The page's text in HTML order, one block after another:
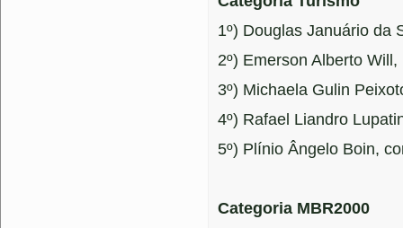
1º) Douglas Januário da
2º) Emerson Alberto Will,
3º) Michaela Gulin
4º) Rafael Liandro
5º) Plínio Ângelo Boin,
Categoria MBR2000